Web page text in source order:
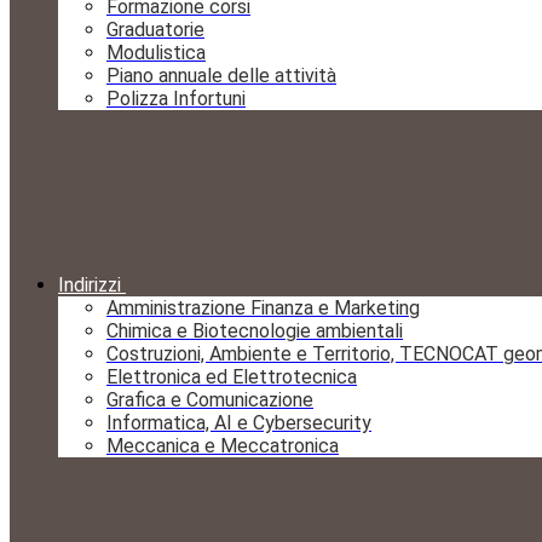
Formazione corsi
Graduatorie
Modulistica
Piano annuale delle attività
Polizza Infortuni
Indirizzi
Amministrazione Finanza e Marketing
Chimica e Biotecnologie ambientali
Costruzioni, Ambiente e Territorio, TECNOCAT
Elettronica ed Elettrotecnica
Grafica e Comunicazione
Informatica, AI e Cybersecurity
Meccanica e Meccatronica